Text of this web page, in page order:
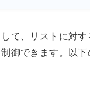
て、リストに対
御できます。以下